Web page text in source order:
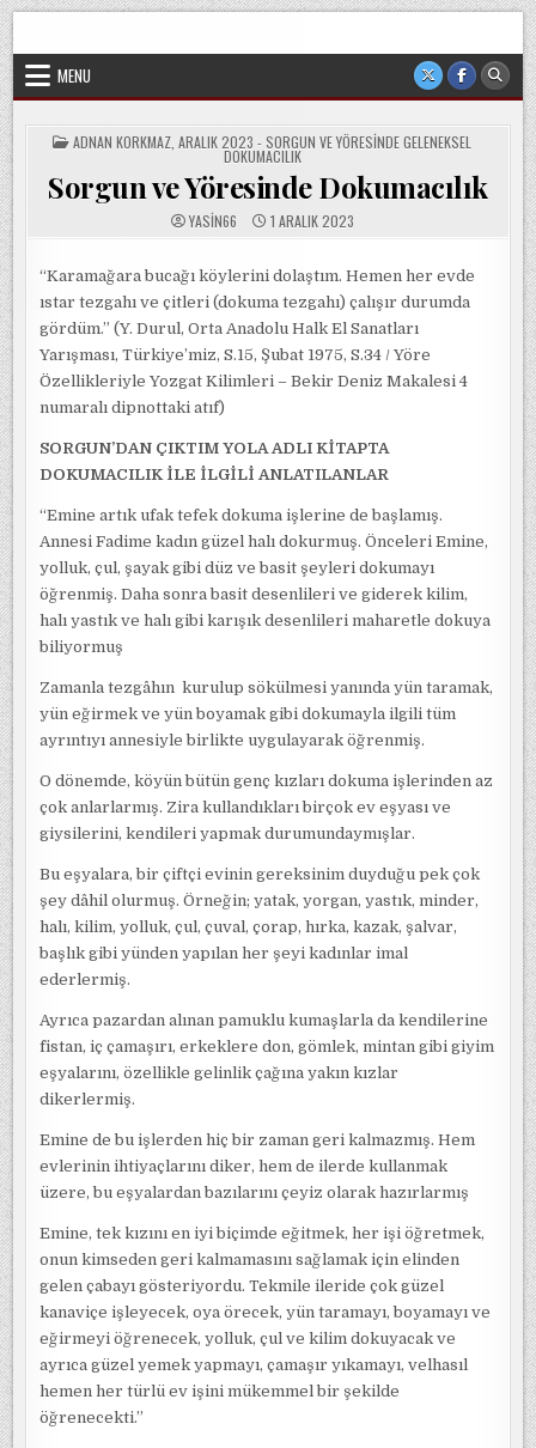
Skip
to
content
veya cemaatin güdümünde ya da tesirinde olmayan, tamamen
MENU
POSTED
IN
ADNAN KORKMAZ ARALIK 2023 - SORGUN VE YÖRESINDE GELENEKSEL
DOKUMACILIK
Sorgun ve Yöresinde Dokumacılık
YASIN66 1 ARALIK 2023
“Karamağara bucağı köylerini dolaştım. Hemen her evde
ıstar tezgahı ve çitleri (dokuma tezgahı) çalışır durumda
gördüm.” (Y. Durul, Orta Anadolu Halk El Sanatları
Yarışması, Türkiye’miz, S.15, Şubat 1975, S.34 / Yöre
Özellikleriyle Yozgat Kilimleri – Bekir Deniz Makalesi 4
numaralı dipnottaki atıf)
SORGUN’DAN ÇIKTIM YOLA ADLI KİTAPTA
DOKUMACILIK İLE İLGİLİ ANLATILANLAR
“Emine artık ufak tefek dokuma işlerine de başlamış.
Annesi Fadime kadın güzel halı dokurmuş. Önceleri Emine,
yolluk, çul, şayak gibi düz ve basit şeyleri dokumayı
öğrenmiş. Daha sonra basit desenlileri ve giderek kilim,
halı yastık ve halı gibi karışık desenlileri maharetle dokuya
biliyormuş
Zamanla tezgâhın kurulup sökülmesi yanında yün taramak,
yün eğirmek ve yün boyamak gibi dokumayla ilgili tüm
ayrıntıyı annesiyle birlikte uygulayarak öğrenmiş.
O dönemde, köyün bütün genç kızları dokuma işlerinden az
çok anlarlarmış. Zira kullandıkları birçok ev eşyası ve
giysilerini, kendileri yapmak durumundaymışlar.
Bu eşyalara, bir çiftçi evinin gereksinim duyduğu pek çok
şey dâhil olurmuş. Örneğin; yatak, yorgan, yastık, minder,
halı, kilim, yolluk, çul, çuval, çorap, hırka, kazak, şalvar,
başlık gibi yünden yapılan her şeyi kadınlar imal
ederlermiş.
Ayrıca pazardan alınan pamuklu kumaşlarla da kendilerine
fistan, iç çamaşırı, erkeklere don, gömlek, mintan gibi giyim
eşyalarını, özellikle gelinlik çağına yakın kızlar
dikerlermiş.
Emine de bu işlerden hiç bir zaman geri kalmazmış. Hem
evlerinin ihtiyaçlarını diker, hem de ilerde kullanmak
üzere, bu eşyalardan bazılarını çeyiz olarak hazırlarmış
Emine, tek kızını en iyi biçimde eğitmek, her işi öğretmek,
onun kimseden geri kalmamasını sağlamak için elinden
gelen çabayı gösteriyordu. Tekmile ileride çok güzel
kanaviçe işleyecek, oya örecek, yün taramayı, boyamayı ve
eğirmeyi öğrenecek, yolluk, çul ve kilim dokuyacak ve
ayrıca güzel yemek yapmayı, çamaşır yıkamayı, velhasıl
hemen her türlü ev işini mükemmel bir şekilde
öğrenecekti.”